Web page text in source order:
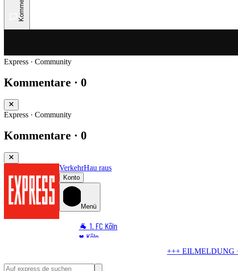
Express · Community
Kommentare · 0
Express · Community
Kommentare · 0
VerkehrHau raus
Konto
Menü
🐐 1. FC Köln
♥️ Köln
🏆 Sport
+++ EILMELDUNG +++Blindgänger in